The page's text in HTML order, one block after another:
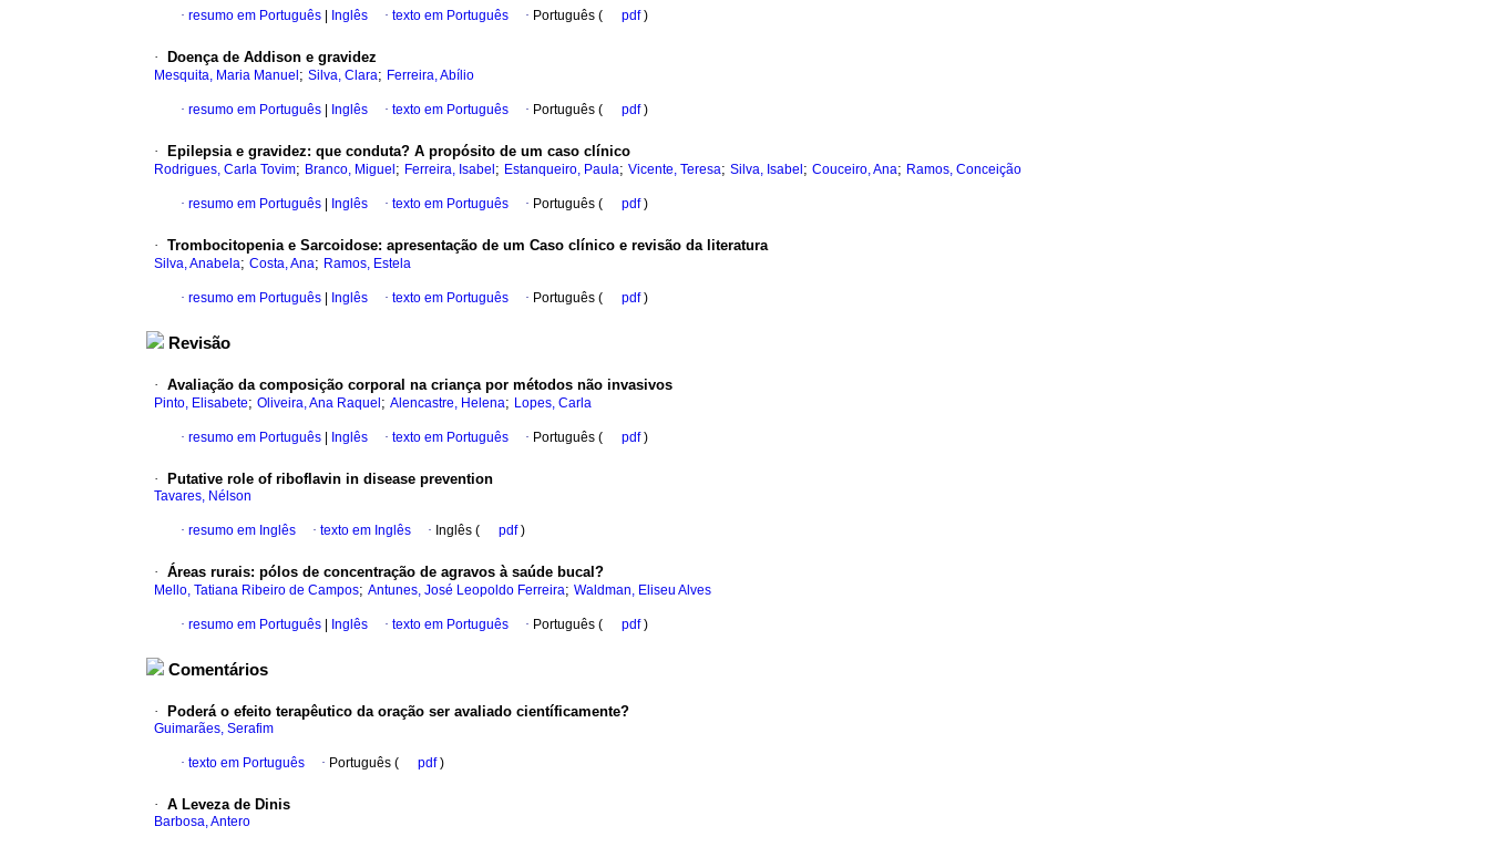
· resumo em Português Inglês · texto em Português · Português ( pdf)
· Doença de Addison e gravidez
Mesquita, Maria Manuel ; Silva, Clara; Ferreira, Abílio
· resumo em Português Inglês · texto em Português · Português ( pdf)
· Epilepsia e gravidez: que conduta? A propósito de um caso clínico
Rodrigues, Carla Tovim; Branco, Miguel ; Ferreira, Isabel ; Estanqueiro, Paula; Vicente, Teresa; Silva, Isabel ; Couceiro, Ana; Ramos, Conceição
· resumo em Português Inglês · texto em Português · Português ( pdf)
· Trombocitopenia e Sarcoidose: apresentação de um Caso clínico e revisão da literatura
Silva, Anabela; Costa, Ana; Ramos, Estela
· resumo em Português Inglês · texto em Português · Português ( pdf)
Revisão
· Avaliação da composição corporal na criança por métodos não invasivos
Pinto, Elisabete; Oliveira, Ana Raquel ; Alencastre, Helena; Lopes, Carla
· resumo em Português Inglês · texto em Português · Português ( pdf)
· Putative role of riboflavin in disease prevention
Tavares, Nélson
· resumo em Inglês · texto em Inglês · Inglês ( pdf)
· Áreas rurais: pólos de concentração de agravos à saúde bucal?
Mello, Tatiana Ribeiro de Campos; Antunes, José Leopoldo Ferreira; Waldman, Eliseu Alves
· resumo em Português Inglês · texto em Português · Português ( pdf)
Comentários
· Poderá o efeito terapêutico da oração ser avaliado científicamente?
Guimarães, Serafim
· texto em Português · Português ( pdf)
· A Leveza de Dinis
Barbosa, Antero